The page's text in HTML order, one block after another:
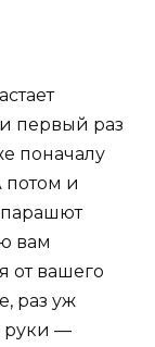
первый раз
поначалу
потом и
парашют
вам
от вашего
раз уж
руки —